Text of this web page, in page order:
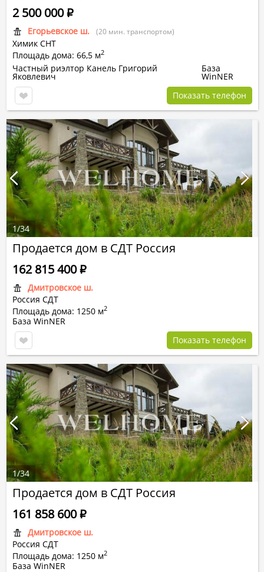
Егорьевское ш. (20 мин. транспортом)
Химик СНТ
Площадь дома: 66,5 м2
2 500 000Р
Частный риэлтор Канель Григорий
Яковлевич
База
WinNER
Показать телефон
Продается дом в СДТ Россия
Дмитровское ш.
Россия СДТ
Площадь дома: 1250 м2
162 815 400Р
База WinNER
Показать телефон
1/34
Продается дом в СДТ Россия
Дмитровское ш.
Россия СДТ
Площадь дома: 1250 м2
161 858 600Р
База WinNER
1/34